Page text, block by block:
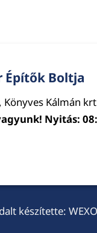
Építők Boltja
Könyves Kálmán
Nyitás:
készítette: WEXO